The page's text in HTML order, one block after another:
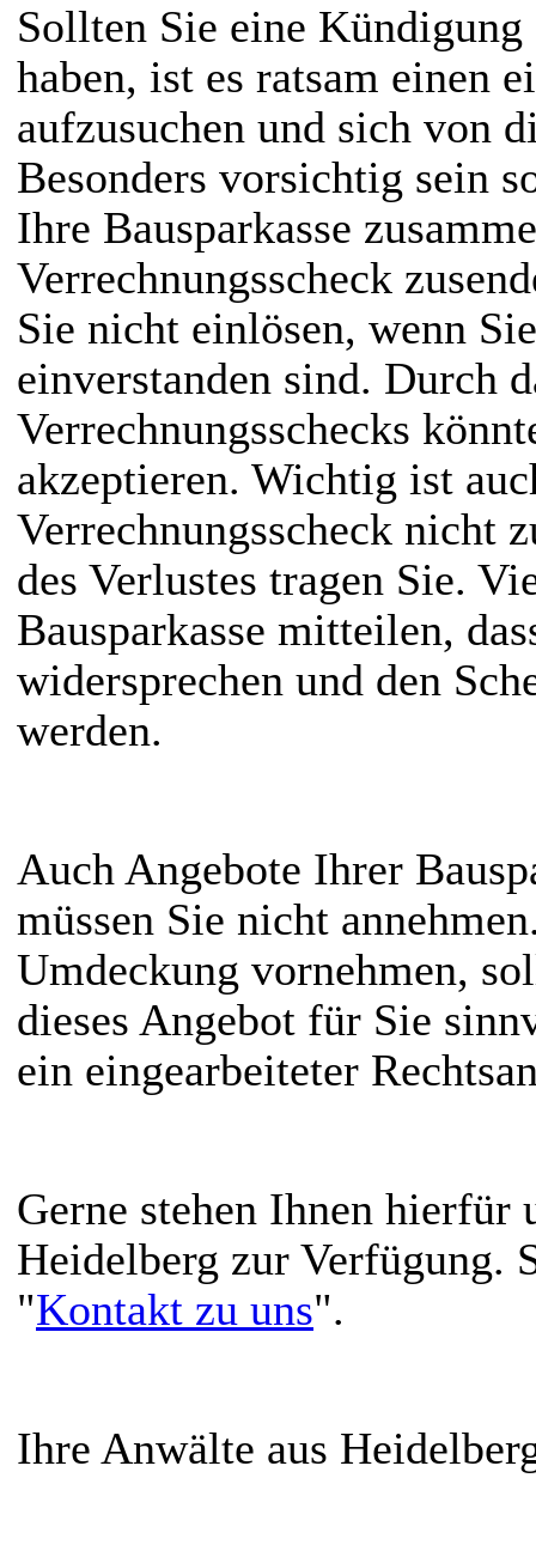
Sollten Sie eine
haben, ist es ratsam einen
aufzusuchen und sich von
Besonders vorsichtig sein
Ihre Bausparkasse
Verrechnungsscheck
Sie nicht einlösen, wenn
einverstanden sind. Durch
Verrechnungsschecks
akzeptieren. Wichtig ist
Verrechnungsscheck nicht
des Verlustes tragen Sie.
Bausparkasse mitteilen,
widersprechen und den
werden.
Auch Angebote Ihrer
müssen Sie nicht
Umdeckung vornehmen,
dieses Angebot für Sie
ein eingearbeiteter
Gerne stehen Ihnen hierfür
Heidelberg zur Verfügung.
"Kontakt zu uns".
Ihre Anwälte aus